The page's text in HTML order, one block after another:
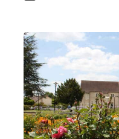
#
#
#